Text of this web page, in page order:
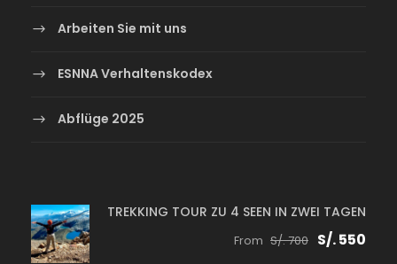
Arbeiten Sie mit uns
ESNNA Verhaltenskodex
Abflüge 2025
TREKKING TOUR ZU 4 SEEN IN ZWEI TAGEN
From S/. 700 S/. 550